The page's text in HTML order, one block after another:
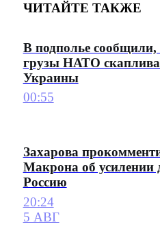
ЧИТАЙТЕ ТАКЖЕ
В подполье сообщили,
грузы НАТО
Украины
00:55
Захарова
Макрона об усилении
Россию
20:24
5 АВГ